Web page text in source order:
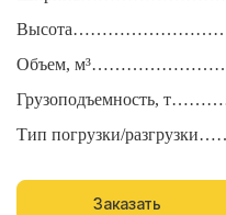
Объем,
Грузоподъемность,
Тип погрузки/
Заказать